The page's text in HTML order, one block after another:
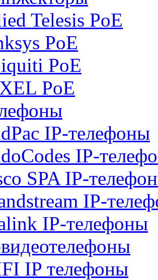
Telesis PoE
PoE
PoE
PoE
IP-телефоны
IP-
SPA IP-
IP-
IP-телефоны
IP телефоны